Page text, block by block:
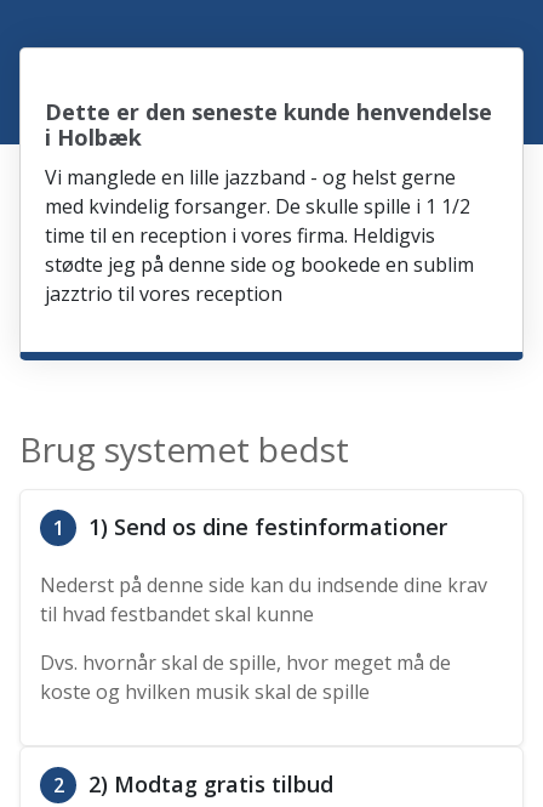
Dette er den seneste kunde henvendelse
i Holbæk
Vi manglede en lille jazzband - og helst gerne
med kvindelig forsanger. De skulle spille i 1 1/2
time til en reception i vores firma. Heldigvis
stødte jeg på denne side og bookede en sublim
jazztrio til vores reception
Brug systemet bedst
1 1) Send os dine festinformationer
Nederst på denne side kan du indsende dine krav
til hvad festbandet skal kunne
Dvs. hvornår skal de spille, hvor meget må de
koste og hvilken musik skal de spille
2 2) Modtag gratis tilbud